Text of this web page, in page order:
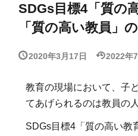
SDGs目標4「質の
「質の高い教員」
2020年3月17日 2022年
教育の現場において、子
てあげられるのは教員の
SDGs目標4「質の高い教